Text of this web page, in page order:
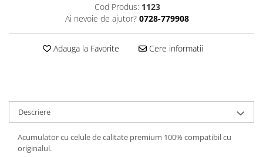
Boxe portabile
Scule electrice
Incarcatoare
Cod Produs: 1123
Ai nevoie de ajutor? 0728-779908
Adauga la Favorite Cere informatii
Descriere
Acumulator cu celule de calitate premium 100% compatibil cu
originalul.